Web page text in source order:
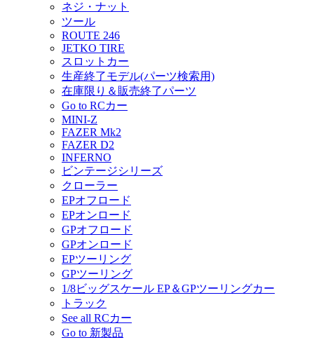
ネジ・ナット
ツール
ROUTE 246
JETKO TIRE
スロットカー
生産終了モデル(パーツ検索用)
在庫限り＆販売終了パーツ
Go to RCカー
MINI-Z
FAZER Mk2
FAZER D2
INFERNO
ビンテージシリーズ
クローラー
EPオフロード
EPオンロード
GPオフロード
GPオンロード
EPツーリング
GPツーリング
1/8ビッグスケール EP＆GPツーリングカー
トラック
See all RCカー
Go to 新製品